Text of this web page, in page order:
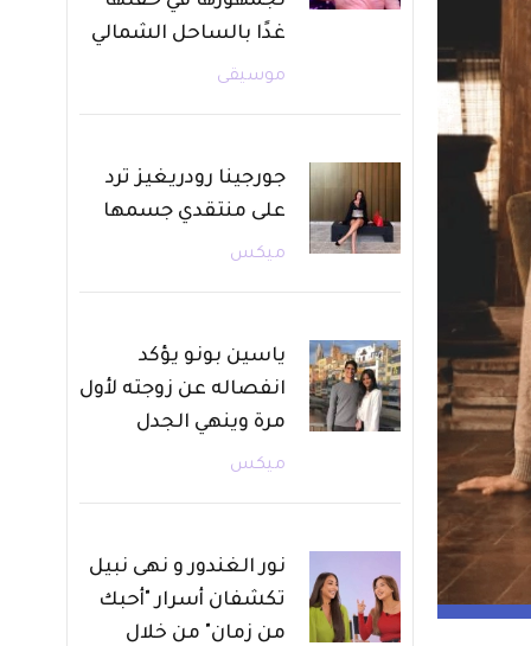
غدًا بالساحل الشمالي
موسيقى
جورجينا رودريغيز ترد
على منتقدي جسمها
ميكس
ياسين بونو يؤكد
انفصاله عن زوجته لأول
مرة وينهي الجدل
ميكس
نور الغندور و نهى نبيل
تكشفان أسرار "أحبك
من زمان" من خلال